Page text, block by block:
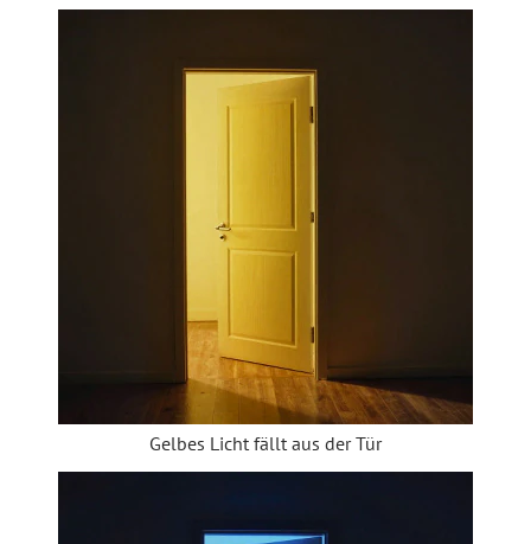
Gelbes Licht fällt aus der Tür